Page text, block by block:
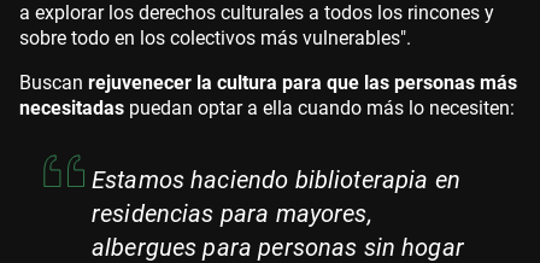
a explorar los derechos culturales a todos los rincones y
sobre todo en los colectivos más vulnerables".
Buscan rejuvenecer la cultura para que las personas más
necesitadas puedan optar a ella cuando más lo necesiten:
Estamos haciendo biblioterapia en
residencias para mayores,
albergues para personas sin hogar